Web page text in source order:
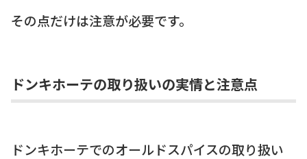
その点だけは注意が必要です。
ドンキホーテの取り扱いの実情と注意点
ドンキホーテでのオールドスパイスの取り扱い